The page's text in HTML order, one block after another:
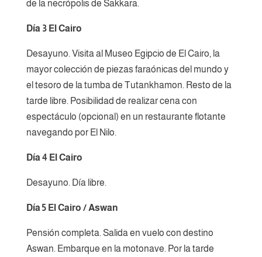
de la necrópolis de Sakkara.
Día 3 El Cairo
Desayuno. Visita al Museo Egipcio de El Cairo, la
mayor colección de piezas faraónicas del mundo y
el tesoro de la tumba de Tutankhamon. Resto de la
tarde libre. Posibilidad de realizar cena con
espectáculo (opcional) en un restaurante flotante
navegando por El Nilo.
Día 4 El Cairo
Desayuno. Día libre.
Día 5 El Cairo / Aswan
Pensión completa. Salida en vuelo con destino
Aswan. Embarque en la motonave. Por la tarde